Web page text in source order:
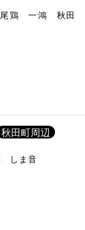
尾鶏 一鴻 秋田
秋田町周辺
しま音